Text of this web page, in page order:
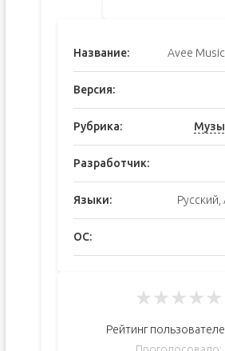
Название: Avee
Версия:
Рубрика:
Разработчик:
Языки: Русский,
ОС:
★★★★★
Рейтинг